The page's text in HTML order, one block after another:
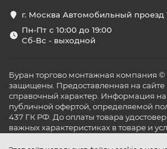
г. Москва Автомобильный проезд
Пн-Пт с 10:00 до 19:00
Сб-Вс - выходной
Буран торгово монтажная компания
защищены. Предоставленная на
справочный характер. Информация на
публичной офертой, определяемой
437 ГК РФ. До оплаты товара
важных характеристиках в товаре и